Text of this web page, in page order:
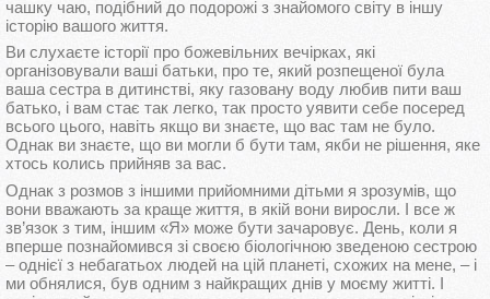
чашку чаю, подібний до подорожі з знайомого світу в іншу
історію вашого життя.
Ви слухаєте історії про божевільних вечірках, які
організовували ваші батьки, про те, який розпещеної була
ваша сестра в дитинстві, яку газовану воду любив пити ваш
батько, і вам стає так легко, так просто уявити себе посеред
всього цього, навіть якщо ви знаєте, що вас там не було.
Однак ви знаєте, що ви могли б бути там, якби не рішення, яке
хтось колись прийняв за вас.
Однак з розмов з іншими прийомними дітьми я зрозумів, що
вони вважають за краще життя, в якій вони виросли. І все ж
зв’язок з тим, іншим «Я» може бути зачаровує. День, коли я
вперше познайомився зі своєю біологічною зведеною сестрою
– однієї з небагатьох людей на цій планеті, схожих на мене, – і
ми обнялися, був одним з найкращих днів у моєму житті. І